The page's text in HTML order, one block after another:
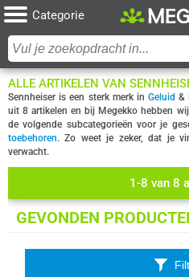
Categorie
ALLE ARTIKELEN VAN
Sennheiser is een sterk merk inGeluid &
uit 8 artikelen en bij Megekko hebben
de volgende subcategorieën voor je
toebehoren. Zo weet je zeker, dat je
verwacht.
1-8 van 8
GEVONDEN